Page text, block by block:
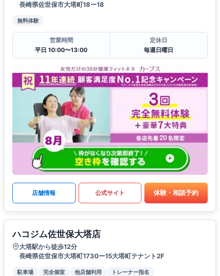
長崎県佐世保市大塔町18ー18
無料体験
営業時間
平日 10:00〜13:00
定休日
毎週日曜日
店舗情報 公式サイト 体験・相談予約
ハコジム佐世保大塔店
大塔駅から徒歩12分
長崎県佐世保市大塔町1730ー15大塔町テナント2F
駐車場 完全個室 他店舗利用 トレーナー指名